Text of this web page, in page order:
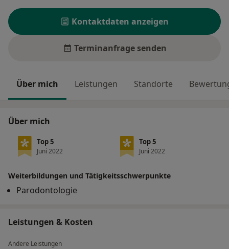
Kontaktdaten anzeigen
Terminanfrage senden
Über mich Leistungen Standorte
Über mich
Top 5
Juni 2022
Top 5
Juni 2022
Weiterbildungen und Tätigkeitsschwerpunkte
Parodontologie
Leistungen & Kosten
Andere Leistungen